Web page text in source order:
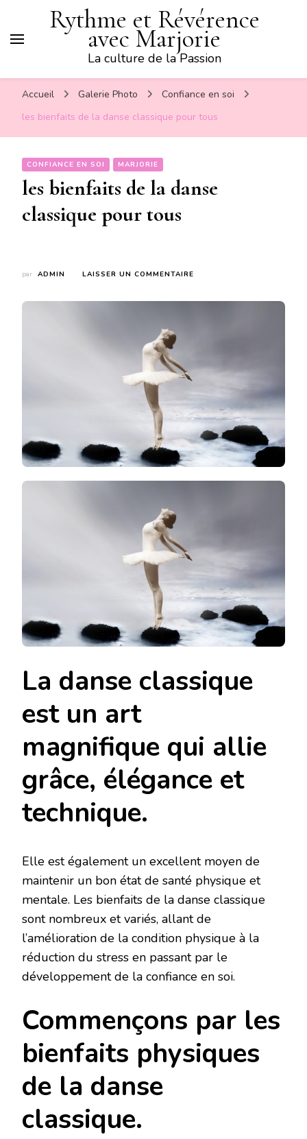
Rythme et Révérence
avec Marjorie
La culture de la Passion
Accueil Galerie Photo
Confiance en soi
les bienfaits de la danse classique pour tous
CONFIANCE EN SOI MARJORIE
les bienfaits de la danse
classique pour tous
par ADMIN LAISSER UN COMMENTAIRE
La danse classique
est un art
magnifique qui allie
grâce, élégance et
technique.
Elle est également un excellent moyen de
maintenir un bon état de santé physique et
mentale. Les bienfaits de la danse classique
sont nombreux et variés, allant de
l’amélioration de la condition physique à la
réduction du stress en passant par le
développement de la confiance en soi.
Commençons par les
bienfaits physiques
de la danse
classique.